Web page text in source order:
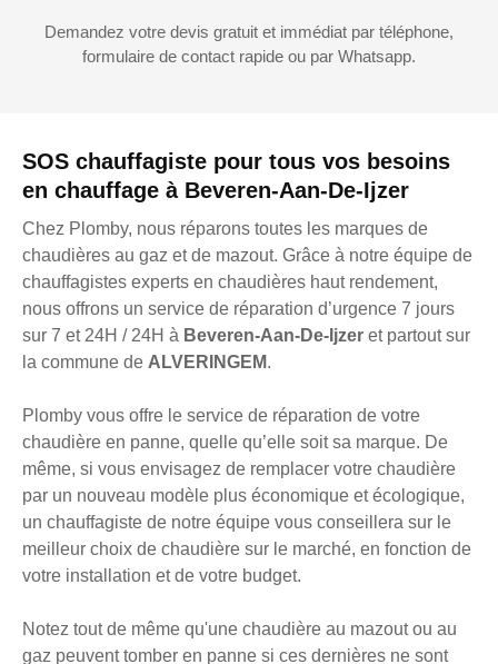
SOS chauffagiste pour tous vos besoins
en chauffage à Beveren-Aan-De-Ijzer
Chez Plomby, nous réparons toutes les marques de
chaudières au gaz et de mazout. Grâce à notre équipe de
chauffagistes experts en chaudières haut rendement,
nous offrons un service de réparation d’urgence 7 jours
sur 7 et 24H / 24H à Beveren-Aan-De-Ijzer et partout sur
la commune de ALVERINGEM.
Plomby vous offre le service de réparation de votre
chaudière en panne, quelle qu’elle soit sa marque. De
même, si vous envisagez de remplacer votre chaudière
par un nouveau modèle plus économique et écologique,
un chauffagiste de notre équipe vous conseillera sur le
meilleur choix de chaudière sur le marché, en fonction de
votre installation et de votre budget.
Notez tout de même qu'une chaudière au mazout ou au
gaz peuvent tomber en panne si ces dernières ne sont
Demandez votre devis gratuit et immédiat par téléphone,
formulaire de contact rapide ou par Whatsapp.